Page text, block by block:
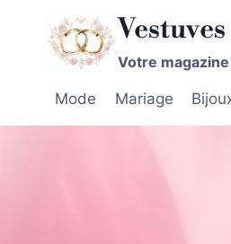
contenu
Votre
Mode Mariage